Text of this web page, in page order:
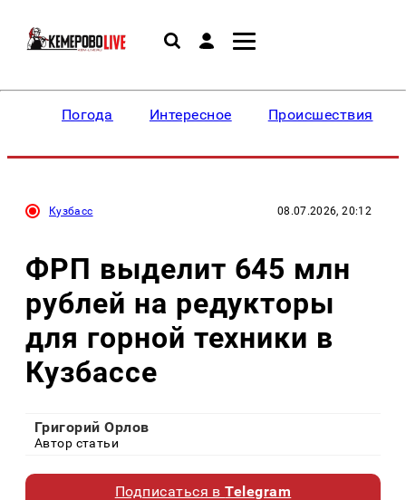
Погода Интересное Происшествия
Кузбасс 08.07.2026, 20:12
ФРП выделит 645 млн
рублей на редукторы
для горной техники в
Кузбассе
Григорий Орлов
Автор статьи
Подписаться вTelegram